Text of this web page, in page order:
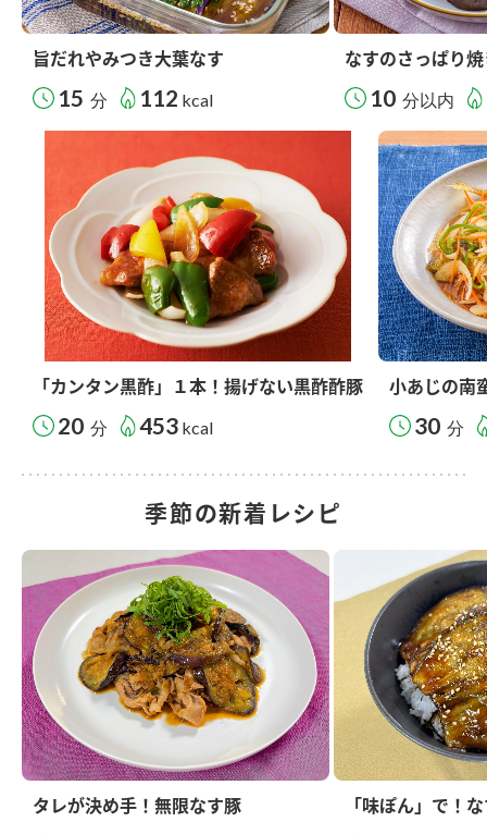
旨だれやみつき大葉なす
15 分 112 kcal
なすのさっぱり
10 分以内
「カンタン黒酢」１本！揚げない黒酢酢豚
20 分 453 kcal
小あじの南
30 分
季節の新着レシピ
タレが決め手！無限なす豚 「味ぽん」で！